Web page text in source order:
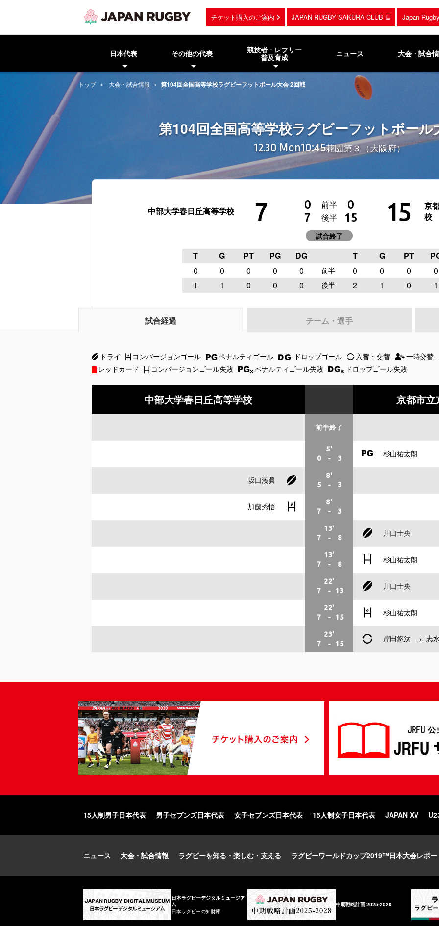
チケット購入のご案内 JAPAN RUGBY SAKURA CLUB Japan
日本代表 その他の代表
競技者・レフリー
普及育成
ニュース 大会・試合
トップ 大会・試合情報 第104回全国高等学校ラグビーフットボール大会 2回戦
第104回全国高等学校ラグビーフットボール
12.30 Mon10:45花園第３（大阪府）
中部大学春日丘高等学校 7 0 前半
0
7
後半 15
試合終了
15
京
校
T G PT PG DG T G PT
0
0 0 0 0 前半 0 0 0
0
1
1 0 0 0 後半 2 1 0 1
試合経過 チーム・選手
トライ コンバージョンゴール ペナルティゴール ドロップゴール 入替・交替
一時交替
レッドカード
コンバージョンゴール失敗 ペナルティゴール失敗 ドロップゴール失敗
中部大学春日丘高等学校 京都市立
前半終了
5'
0
- 3 杉山祐太朗
坂口湊眞
8'
5
- 3
加藤秀悟
8'
7
- 3
13'
7
- 8 川口士央
13'
7
- 8 杉山祐太朗
22'
7
- 13 川口士央
22'
7
- 15 杉山祐太朗
23'
7
- 15
岸田悠汰 志
15人制男子日本代表 男子セブンズ日本代表 女子セブンズ日本代表 15人制女子日本代表 JAPAN XV
ニュース 大会・試合情報 ラグビーを知る・楽しむ・支える ラグビーワールドカップ2019™日本大会レポー
日本ラグビーデジタルミュージア
ム
日本ラグビーの知財庫
中期戦略計画 2025-2028